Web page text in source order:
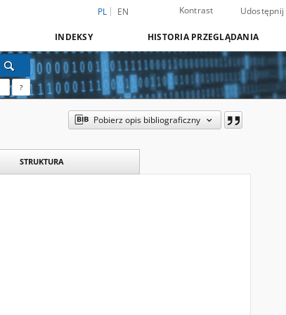
PL EN Kontrast Udostępnij
INDEKSY HISTORIA PRZEGLĄDANIA
?
Pobierz opis bibliograficzny
STRUKTURA